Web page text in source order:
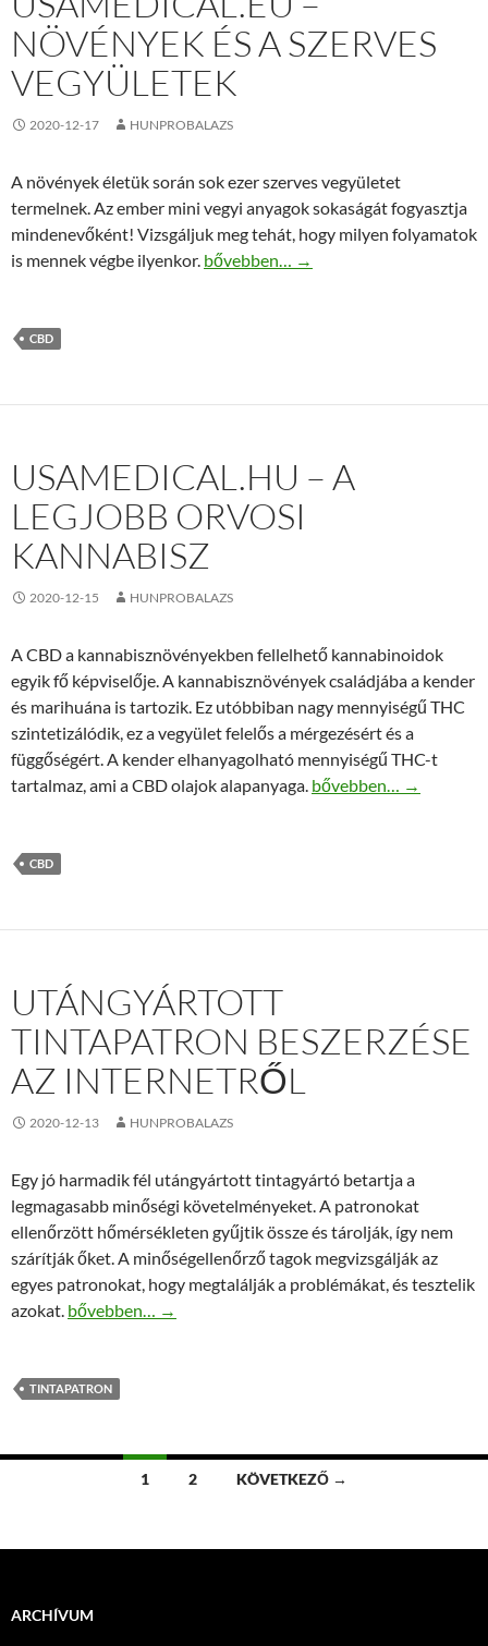
NÖVÉNYEK ÉS A SZERVES
VEGYÜLETEK
2020-12-17 HUNPROBALAZS
A növények életük során sok ezer szerves vegyületet
termelnek. Az ember mini vegyi anyagok sokaságát fogyasztja
mindenevőként! Vizsgáljuk meg tehát, hogy milyen folyamatok
is mennek végbe ilyenkor. Usamedical.eu – növények és a
bővebben… →
CBD
USAMEDICAL.HU – A
LEGJOBB ORVOSI
KANNABISZ
2020-12-15 HUNPROBALAZS
A CBD a kannabisznövényekben fellelhető kannabinoidok
egyik fő képviselője. A kannabisznövények családjába a kender
és marihuána is tartozik. Ez utóbbiban nagy mennyiségű THC
szintetizálódik, ez a vegyület felelős a mérgezésért és a
függőségért. A kender elhanyagolható mennyiségű THC-t
tartalmaz, ami a CBD olajok alapanyaga. Usamedical.hu – a
bővebben… →
CBD
UTÁNGYÁRTOTT
TINTAPATRON BESZERZÉSE
AZ INTERNETRŐL
2020-12-13 HUNPROBALAZS
Egy jó harmadik fél utángyártott tintagyártó betartja a
legmagasabb minőségi követelményeket. A patronokat
ellenőrzött hőmérsékleten gyűjtik össze és tárolják, így nem
szárítják őket. A minőségellenőrző tagok megvizsgálják az
egyes patronokat, hogy megtalálják a problémákat, és tesztelik
azokat. Utángyártott tintapatron beszerzése az internetről
bővebben… →
TINTAPATRON
1 2 KÖVETKEZŐ →
ARCHÍVUM